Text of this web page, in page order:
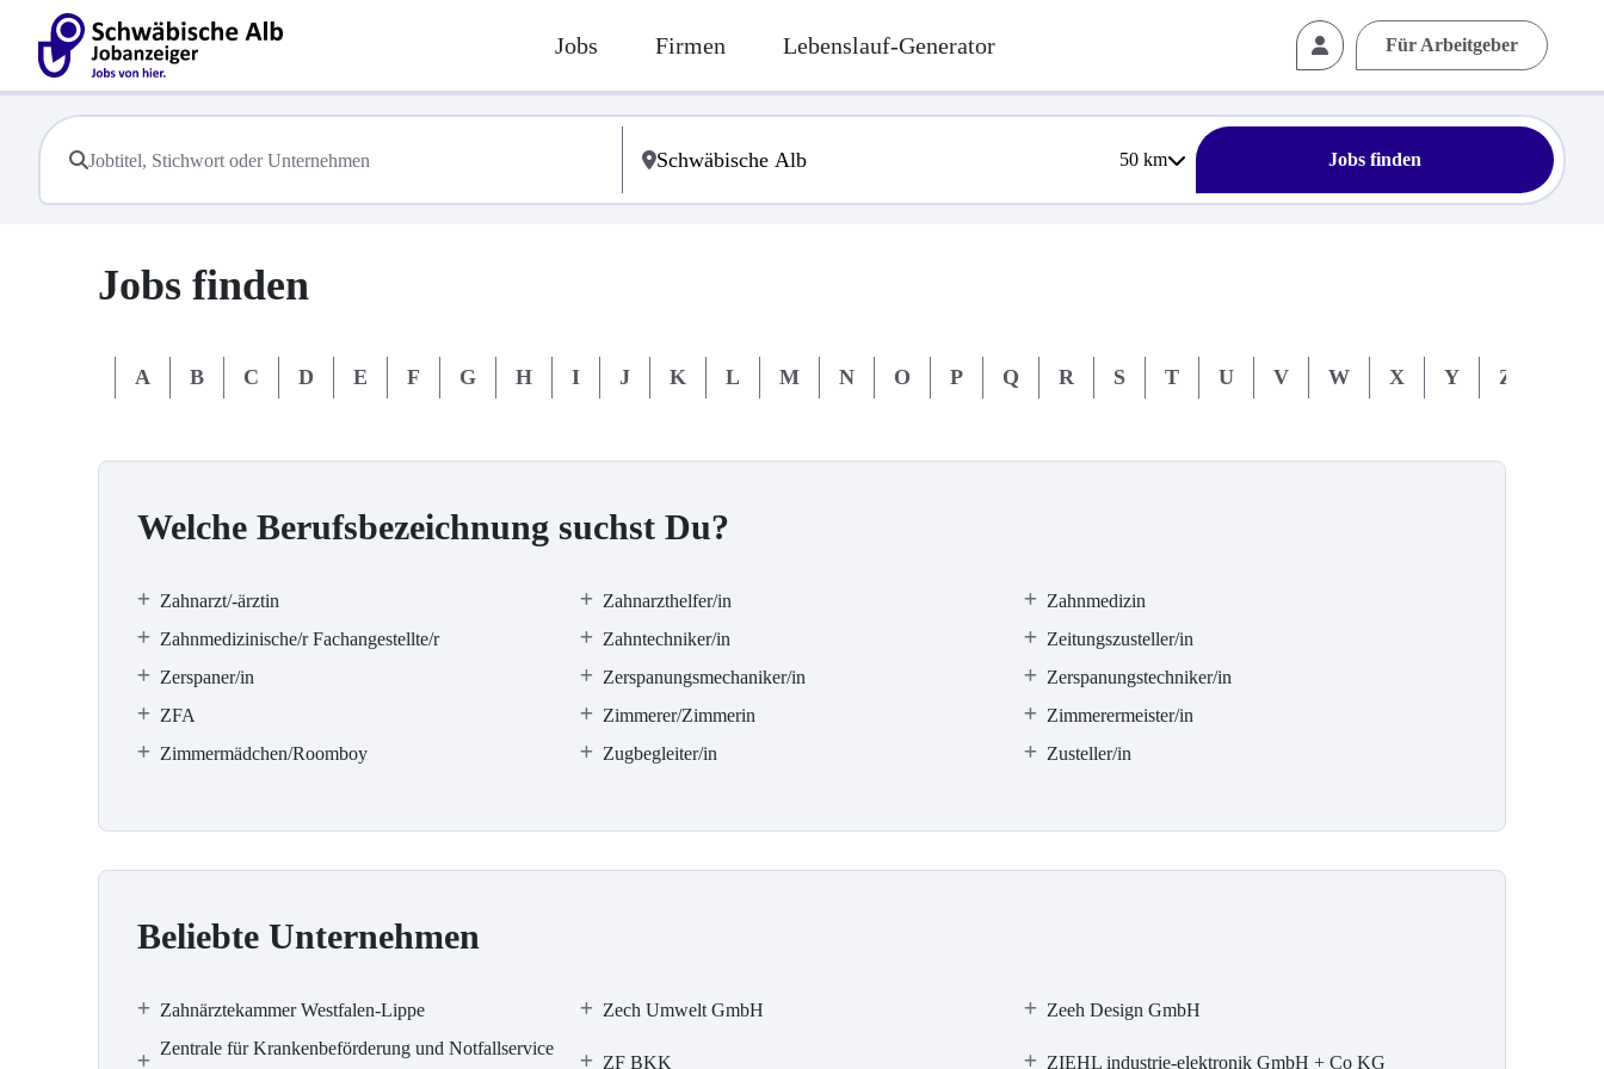
Jobs Firmen Lebenslauf-Generator Für Arbeitgeber
50km Jobs finden
Jobs finden
A B C D E F G H I J K L M N O P Q R S T U V W X Y Z
Welche Berufsbezeichnung suchst Du?
Zahnarzt/-ärztin Zahnarzthelfer/in
Zahnmedizin
Zahnmedizinische/r Fachangestellte/r
Zahntechniker/in
Zeitungszusteller/in
Zerspaner/in
Zerspanungsmechaniker/in
Zerspanungstechniker/in
ZFA
Zimmerer/Zimmerin
Zimmerermeister/in
Zimmermädchen/Roomboy
Zugbegleiter/in Zusteller/in
Beliebte Unternehmen
Zahnärztekammer Westfalen-Lippe Zech Umwelt GmbH
Zeeh Design GmbH
Zentrale für Krankenbeförderung und Notfallservice
ZF BKK ZIEHL industrie-elektronik GmbH + Co KG